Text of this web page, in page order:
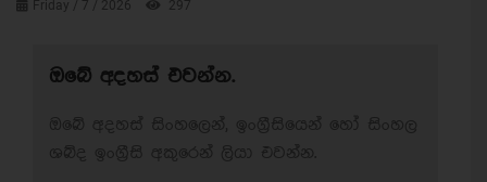
Friday / 7 / 2026 297
ඔබේ අදහස් එවන්න.